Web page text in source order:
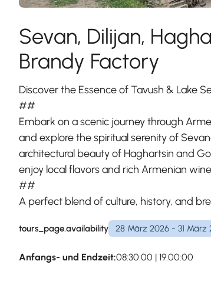
Sevan, Dilijan,
Brandy Factory
Discover the Essence of Tavush & Lake
##
Embark on a scenic journey through
and explore the spiritual serenity of
architectural beauty of Haghartsin and
enjoy local flavors and rich Armenian
##
A perfect blend of culture, history, and
tours_page.availability 28 März 2026 - 31 März
Anfangs- und Endzeit:08:30:00 | 19:00:00